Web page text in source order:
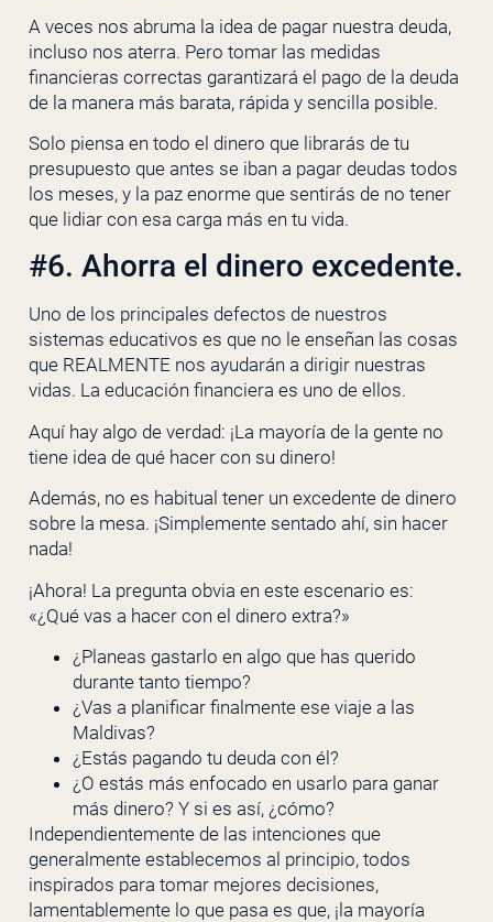
A veces nos abruma la idea de pagar nuestra deuda,
incluso nos aterra. Pero tomar las medidas
financieras correctas garantizará el pago de la deuda
de la manera más barata, rápida y sencilla posible.
Solo piensa en todo el dinero que librarás de tu
presupuesto que antes se iban a pagar deudas todos
los meses, y la paz enorme que sentirás de no tener
que lidiar con esa carga más en tu vida.
#6. Ahorra el dinero excedente.
Uno de los principales defectos de nuestros
sistemas educativos es que no le enseñan las cosas
que REALMENTE nos ayudarán a dirigir nuestras
vidas. La educación financiera es uno de ellos.
Aquí hay algo de verdad: ¡La mayoría de la gente no
tiene idea de qué hacer con su dinero!
Además, no es habitual tener un excedente de dinero
sobre la mesa. ¡Simplemente sentado ahí, sin hacer
nada!
¡Ahora! La pregunta obvia en este escenario es:
«¿Qué vas a hacer con el dinero extra?»
¿Planeas gastarlo en algo que has querido
durante tanto tiempo?
¿Vas a planificar finalmente ese viaje a las
Maldivas?
¿Estás pagando tu deuda con él?
¿O estás más enfocado en usarlo para ganar
más dinero? Y si es así, ¿cómo?
Independientemente de las intenciones que
generalmente establecemos al principio, todos
inspirados para tomar mejores decisiones,
lamentablemente lo que pasa es que, ¡la mayoría